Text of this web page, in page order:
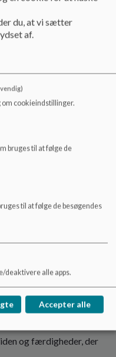
i forhold til deres
for hinandens
og sociale
normer og værdier end
og kollektiv besked.
legekammerater, men
være aktive for at komme
og færdigheder, der
du, at vi sætter
af.
om cookieindstillinger.
bruges til at følge de
til at følge de besøgendes
deaktivere alle apps.
Accepter alle